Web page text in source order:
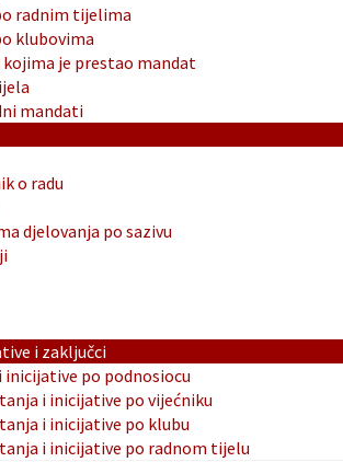
radnim tijelima
klubovima
kojima je prestao mandat
mandati
o radu
djelovanja po sazivu
i zaključci
inicijative po podnosiocu
i inicijative po vijećniku
i inicijative po klubu
i inicijative po radnom tijelu